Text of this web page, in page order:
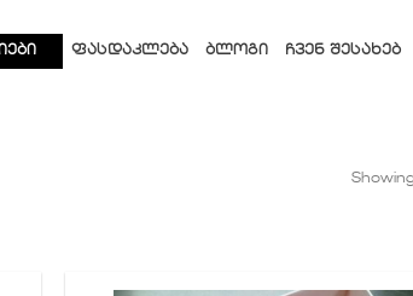
ᲤᲐᲡᲓᲐᲙᲚᲔᲑᲐ ᲑᲚᲝᲒᲘ ᲩᲕᲔᲜ ᲨᲔᲡᲐᲮᲔᲑ